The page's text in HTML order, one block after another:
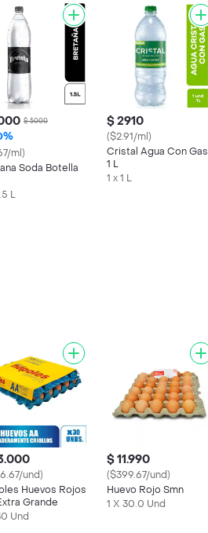
$ 5000
ml)
Soda Botella
L
$ 2910
($2.91/ml)
Cristal Agua Con Gas
1 L
1 x 1 L
und)
Huevos Rojos
Grande
Und
$ 11.990
($399.67/und)
Huevo Rojo Smn
1 X 30.0 Und